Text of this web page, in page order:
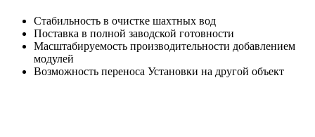
Стабильность в очистке шахтных вод
Поставка в полной заводской готовности
Масштабируемость производительности добавлением
модулей
Возможность переноса Установки на другой объект